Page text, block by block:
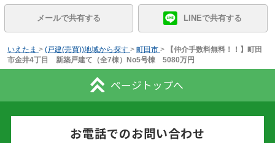
メールで共有する LINEで共有する
いえたま > (戸建(売買))地域から探す > 町田市 >
【仲介手数料無料！！】町田
市金井4丁目 新築戸建て（全7棟）No5号棟 5080万円
ページトップへ
お電話でのお問い合わせ